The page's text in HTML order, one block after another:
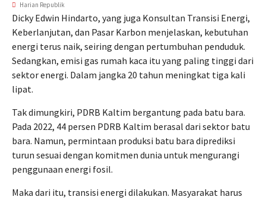
Harian Republik
Dicky Edwin Hindarto, yang juga Konsultan Transisi Energi,
Keberlanjutan, dan Pasar Karbon menjelaskan, kebutuhan
energi terus naik, seiring dengan pertumbuhan penduduk.
Sedangkan, emisi gas rumah kaca itu yang paling tinggi dari
sektor energi. Dalam jangka 20 tahun meningkat tiga kali
lipat.
Tak dimungkiri, PDRB Kaltim bergantung pada batu bara.
Pada 2022, 44 persen PDRB Kaltim berasal dari sektor batu
bara. Namun, permintaan produksi batu bara diprediksi
turun sesuai dengan komitmen dunia untuk mengurangi
penggunaan energi fosil.
Maka dari itu, transisi energi dilakukan. Masyarakat harus